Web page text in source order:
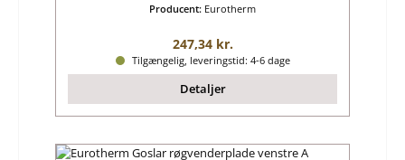
Producent: Eurotherm
Almindelig pris:
247,34 kr.
Tilgængelig, leveringstid: 4-6 dage
Detaljer